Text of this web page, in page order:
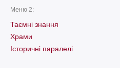
Меню 2:
Таємні знання
Храми
Історичні паралелі